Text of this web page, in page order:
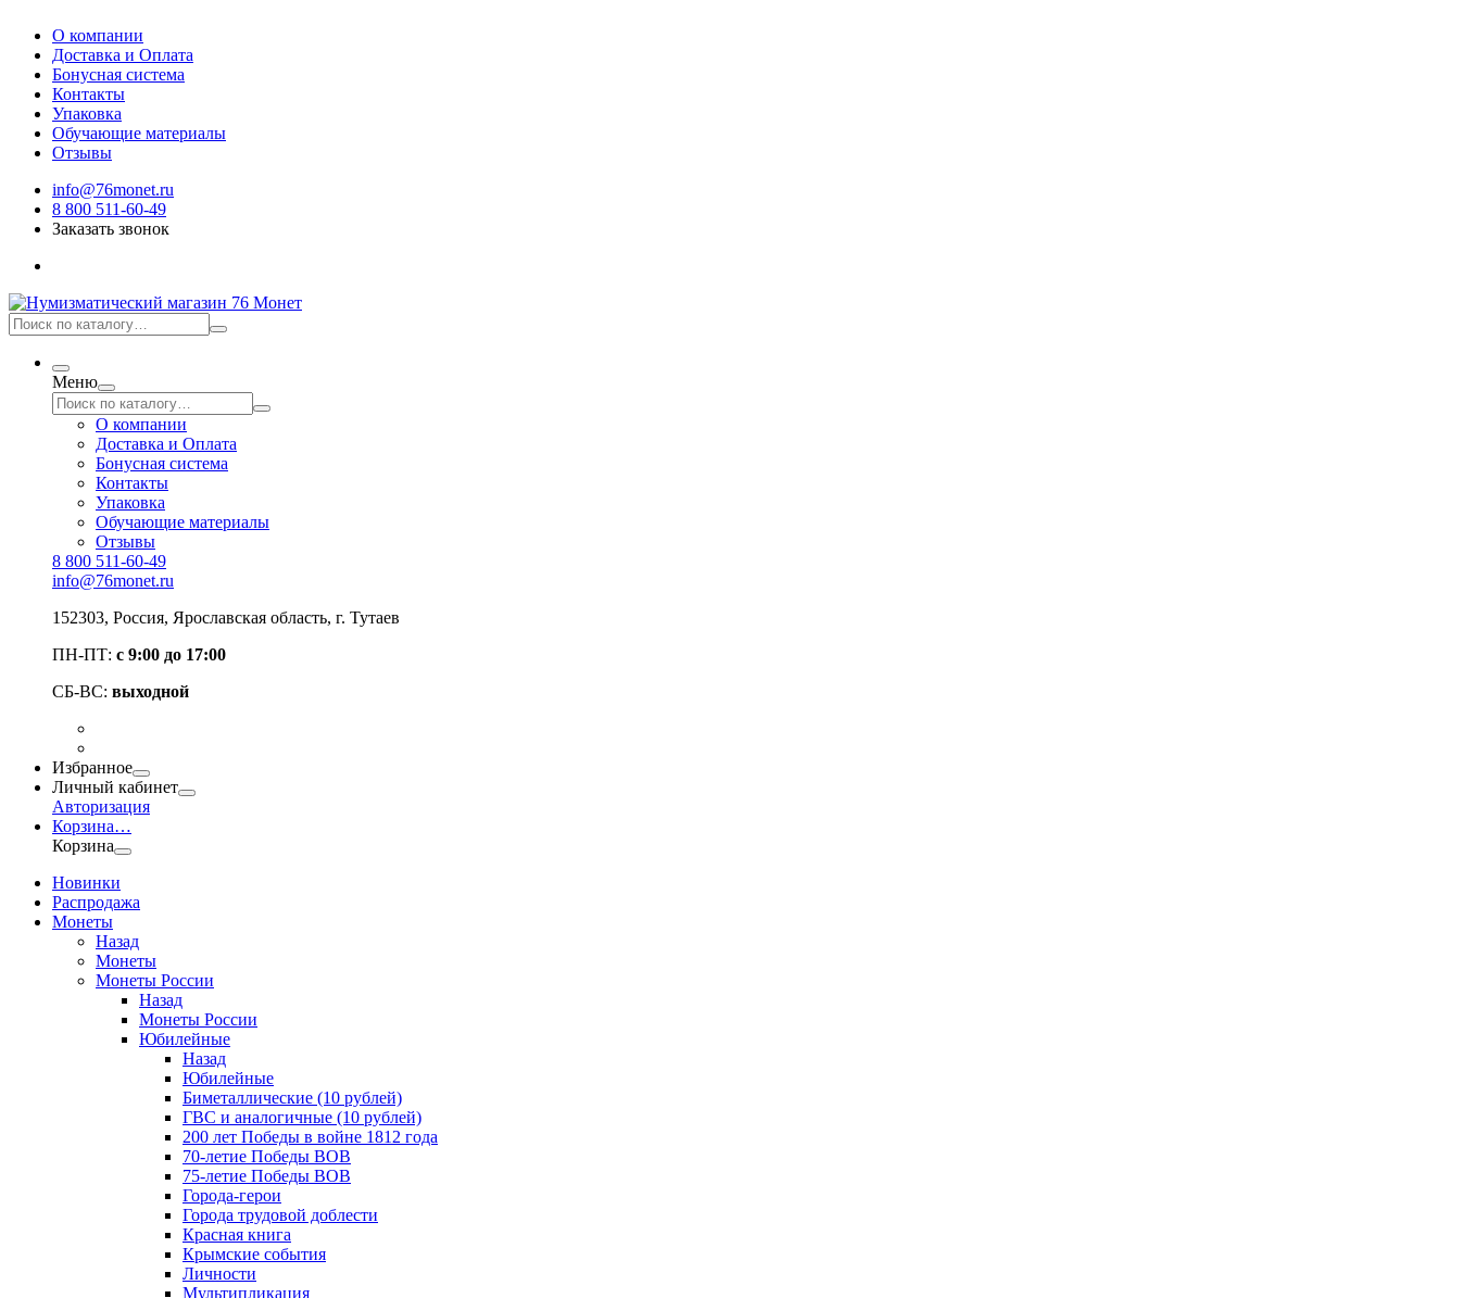
О компании
Доставка и Оплата
Бонусная система
Контакты
Упаковка
Обучающие материалы
Отзывы
info@76monet.ru
8 800 511-60-49
Заказать звонок
Меню
О компании
Доставка и Оплата
Бонусная система
Контакты
Упаковка
Обучающие материалы
Отзывы
8 800 511-60-49
info@76monet.ru
152303, Россия, Ярославская область, г. Тутаев
ПН-ПТ: с 9:00 до 17:00
СБ-ВС: выходной
Избранное
Личный кабинет
Авторизация
Корзина…
Корзина
Новинки
Распродажа
Монеты
Назад
Монеты
Монеты России
Назад
Монеты России
Юбилейные
Назад
Юбилейные
Биметаллические (10 рублей)
ГВС и аналогичные (10 рублей)
200 лет Победы в войне 1812 года
70-летие Победы ВОВ
75-летие Победы ВОВ
Города-герои
Города трудовой доблести
Красная книга
Крымские события
Личности
Мультипликация